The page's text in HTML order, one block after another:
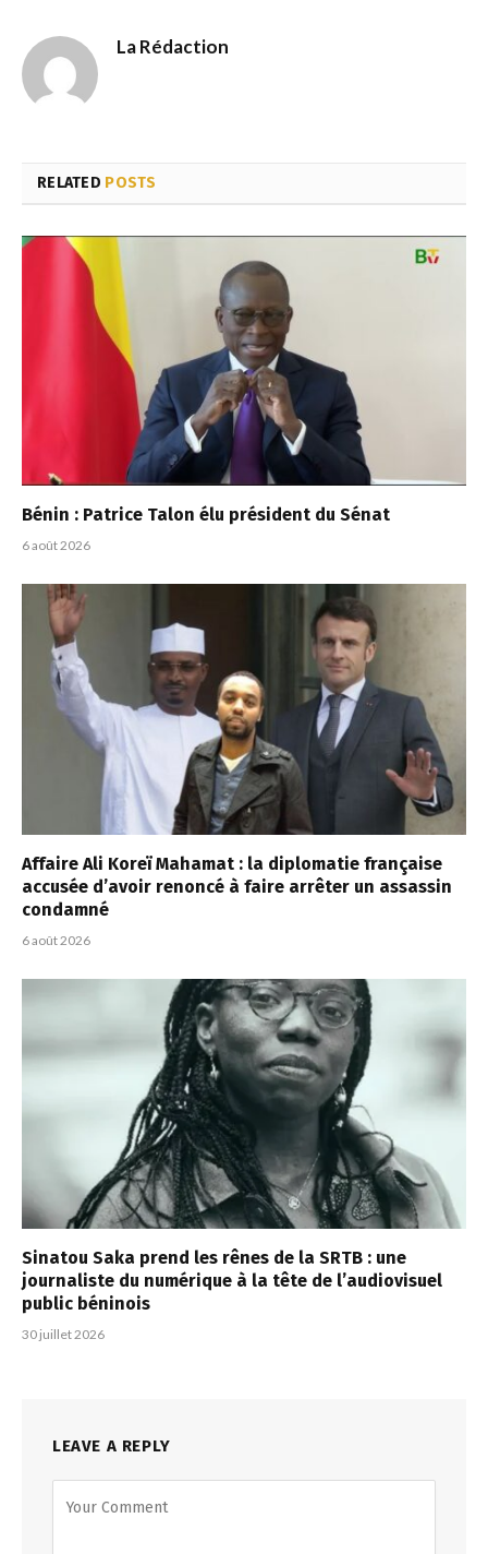
La Rédaction
RELATED POSTS
Bénin : Patrice Talon élu président du Sénat
6 août 2026
Affaire Ali Koreï Mahamat : la diplomatie française
accusée d’avoir renoncé à faire arrêter un assassin
condamné
6 août 2026
Sinatou Saka prend les rênes de la SRTB : une
journaliste du numérique à la tête de l’audiovisuel
public béninois
30 juillet 2026
LEAVE A REPLY